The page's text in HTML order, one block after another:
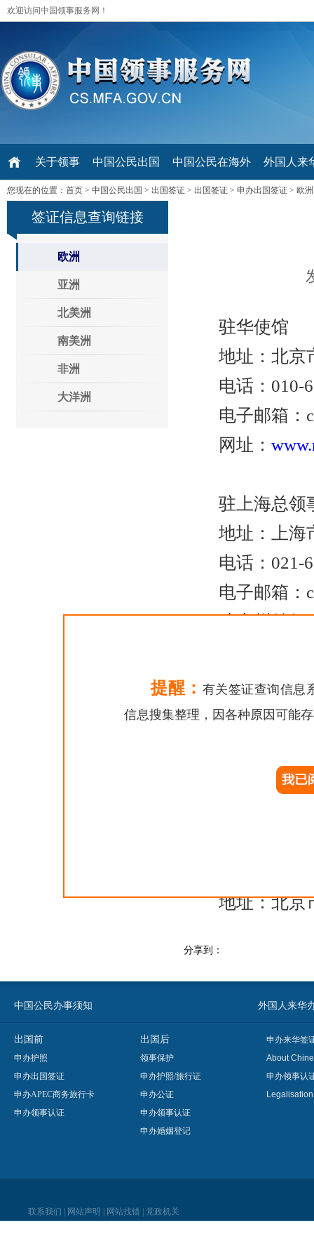
欢迎访问中国领事服务网！
关于领事 中国公民出国 中国公民在海外 外国人来
您现在的位置： 首页 > 中国公民出国 > 出国签证 > 出国签证 > 申办出国签证 > 欧洲
签证信息查询链接
欧洲
亚洲
北美洲
南美洲
非洲
大洋洲
驻华使馆
地址：北京
电话：010-
电子邮箱：
网址：
驻上海总领
地址：上海市
电话：021-
电子邮箱：
驻广州总领
驻香港总领
地址：8th
地址：北京市
分享到：
中国公民办事须知 外国人来华
出国前
申办护照
申办出国签证
申办APEC商务旅行卡
申办领事认证
出国后
领事保护
申办护照/旅行证
申办公证
申办领事认证
申办婚姻登记
申办来华签
About
申办领事认
联系我们 网站声明 网站找错 党政机关
提醒： 有关签证查询信息
信息搜集整理，因各种原因可能